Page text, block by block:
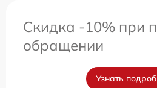
Скидка -10% при
обращении
Узнать